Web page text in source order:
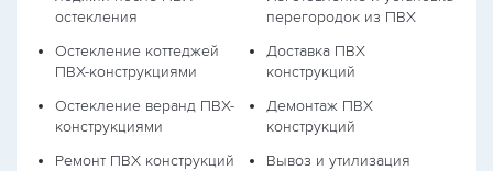
остекления
Остекление коттеджей
ПВХ-конструкциями
Остекление веранд ПВХ-
конструкциями
Ремонт ПВХ конструкций
перегородок из ПВХ
Доставка ПВХ
конструкций
Демонтаж ПВХ
конструкций
Вывоз и утилизация